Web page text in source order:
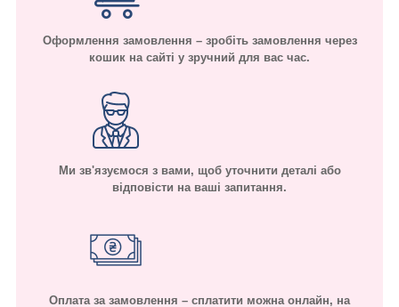
Оформлення замовлення – зробіть замовлення через
кошик на сайті у зручний для вас час.
Ми зв'язуємося з вами, щоб уточнити деталі або
відповісти на ваші запитання.
Оплата за замовлення – сплатити можна онлайн, на